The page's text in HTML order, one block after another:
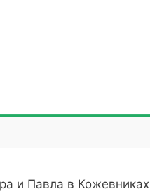
и Павла в Кожевниках